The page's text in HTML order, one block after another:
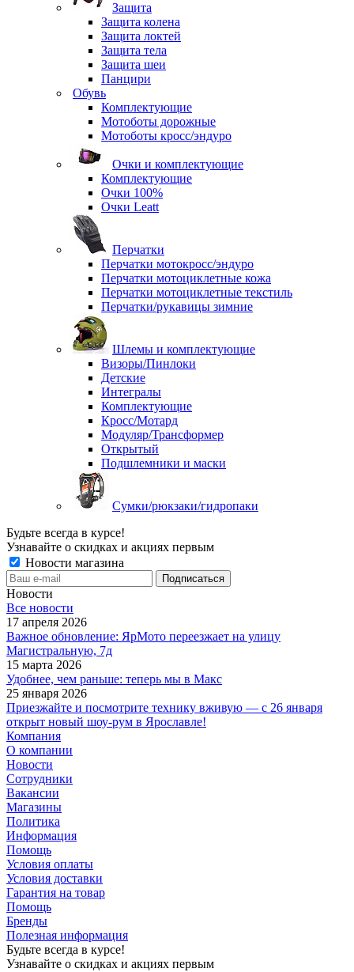
Защита
Защита колена
Защита локтей
Защита тела
Защита шеи
Панцири
Обувь
Комплектующие
Мотоботы дорожные
Мотоботы кросс/эндуро
Очки и комплектующие
Комплектующие
Очки 100%
Очки Leatt
Перчатки
Перчатки мотокросс/эндуро
Перчатки мотоциклетные кожа
Перчатки мотоциклетные текстиль
Перчатки/рукавицы зимние
Шлемы и комплектующие
Визоры/Пинлоки
Детские
Интегралы
Комплектующие
Кросс/Мотард
Модуляр/Трансформер
Открытый
Подшлемники и маски
Сумки/рюкзаки/гидропаки
Будьте всегда в курсе!
Узнавайте о скидках и акциях первым
Новости магазина
Новости
Все новости
17 апреля 2026
Важное обновление: ЯрМото переезжает на улицу
Магистральную, 7д
15 марта 2026
Удобнее, чем раньше: теперь мы в Макс
25 января 2026
Приезжайте и посмотрите технику вживую — с 26 января
открыт новый шоу-рум в Ярославле!
Компания
О компании
Новости
Сотрудники
Вакансии
Магазины
Политика
Информация
Помощь
Условия оплаты
Условия доставки
Гарантия на товар
Помощь
Бренды
Полезная информация
Будьте всегда в курсе!
Узнавайте о скидках и акциях первым